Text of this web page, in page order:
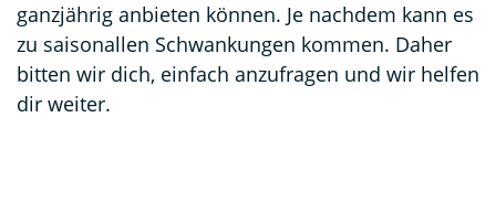
ganzjährig anbieten können. Je nachdem kann es
zu saisonallen Schwankungen kommen. Daher
bitten wir dich, einfach anzufragen und wir helfen
dir weiter.